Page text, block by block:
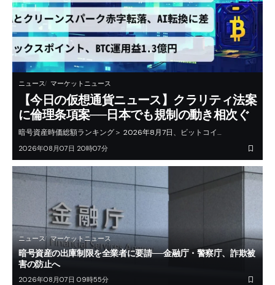
ニュース マーケットニュース
【今日の仮想通貨ニュース】クラリティ法案
に倫理条項案──日本でも規制の動き相次ぐ
暗号資産時価総額ランキング＞ 2026年8月7日、ビットコイ…
2026年08月07日 20時07分
ニュース マーケットニュース
暗号資産の出庫制限を全業者に要請──金融庁・警察庁、詐欺被
害の防止へ
2026年08月07日 09時55分